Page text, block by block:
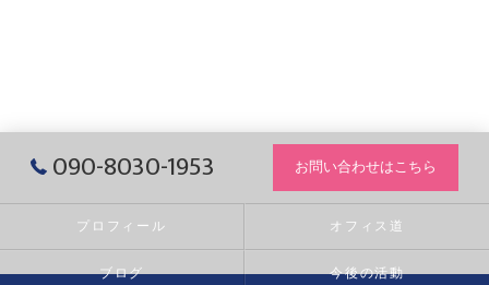
090-8030-1953 お問い合わせはこちら
プロフィール オフィス道
ブログ 今後の活動